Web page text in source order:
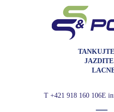
T +421 918 160 106E